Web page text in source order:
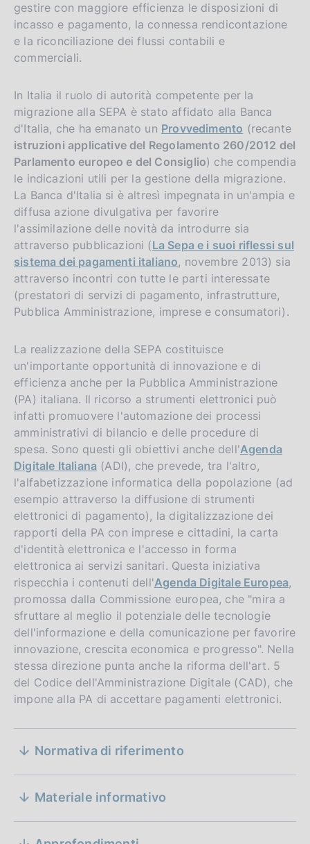
gestire con maggiore efficienza le disposizioni di
incasso e pagamento, la connessa rendicontazione
e la riconciliazione dei flussi contabili e
commerciali.
In Italia il ruolo di autorità competente per la
migrazione alla SEPA è stato affidato alla Banca
d'Italia, che ha emanato un Provvedimento (recante
istruzioni applicative del Regolamento 260/2012 del
Parlamento europeo e del Consiglio) che compendia
le indicazioni utili per la gestione della migrazione.
La Banca d'Italia si è altresì impegnata in un'ampia e
diffusa azione divulgativa per favorire
l'assimilazione delle novità da introdurre sia
attraverso pubblicazioni (La Sepa e i suoi riflessi sul
sistema dei pagamenti italiano, novembre 2013) sia
attraverso incontri con tutte le parti interessate
(prestatori di servizi di pagamento, infrastrutture,
Pubblica Amministrazione, imprese e consumatori).
La realizzazione della SEPA costituisce
un'importante opportunità di innovazione e di
efficienza anche per la Pubblica Amministrazione
(PA) italiana. Il ricorso a strumenti elettronici può
infatti promuovere l'automazione dei processi
amministrativi di bilancio e delle procedure di
spesa. Sono questi gli obiettivi anche dell'Agenda
Digitale Italiana (ADI), che prevede, tra l'altro,
l'alfabetizzazione informatica della popolazione (ad
esempio attraverso la diffusione di strumenti
elettronici di pagamento), la digitalizzazione dei
rapporti della PA con imprese e cittadini, la carta
d'identità elettronica e l'accesso in forma
elettronica ai servizi sanitari. Questa iniziativa
rispecchia i contenuti dell'Agenda Digitale Europea,
promossa dalla Commissione europea, che "mira a
sfruttare al meglio il potenziale delle tecnologie
dell'informazione e della comunicazione per favorire
innovazione, crescita economica e progresso". Nella
stessa direzione punta anche la riforma dell'art. 5
del Codice dell'Amministrazione Digitale (CAD), che
impone alla PA di accettare pagamenti elettronici.
S
z
i
Normativa di riferimento
D
a
a
P
b
i
c
30 luglio 2011
Attuazione del Titolo II del Decreto legislativo
n. 11 del 27 gennaio 2010 relativo ai servizi di
pagamento (Diritti ed obblighi delle parti)
D
a
b
b
27 agosto 2014
Regolamento (CE) n. 924/2009
D
a
25 febbraio 2010
Attuazione della direttiva 2007/64/CE, relativa
recante modifi ca delle direttive 97/7/CE,
2002/65/CE, 2005/60/CE, 2006/48/CE, e che
Materiale informativo
D
a
05 dicembre 2013